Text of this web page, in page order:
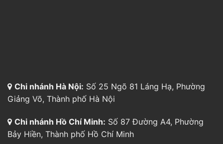
Chi nhánh Hà Nội: Số 25 Ngõ 81 Láng Hạ, Phường
Giảng Võ, Thành phố Hà Nội
Chi nhánh Hồ Chí Minh: Số 87 Đường A4, Phường
Bảy Hiền, Thành phố Hồ Chí Minh